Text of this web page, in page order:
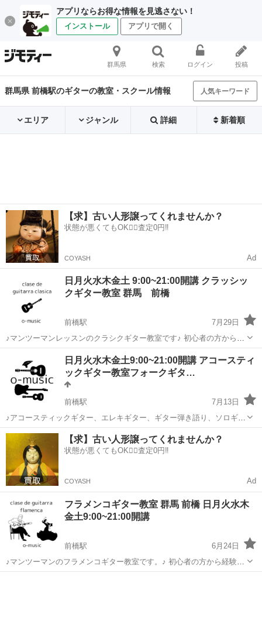
アプリならお得な情報を見逃さない！
インストール アプリで開く
群馬県 検索 ログイン 投稿
群馬県 前橋駅のギターの教室・スクール情報 人気キーワード
エリア ジャンル 詳細 新着順
【求】古い人形譲ってくれませんか？
状態が悪くてもOK🙆‍♀️査定0円‼️
COYASH Ad
日月火水木金土 9:00~21:00開講 クラッシッ
クギター教室 群馬 前橋
前橋駅
7月29日
♪マンツーマンレッスンのクラシクギター教室です♪ 初心者の方から経
験者の方、男女年齢問わず、心から音楽を楽しんで頂くために、生徒
様一人一人の目標や想いに合わせたレッスンをご提供します。 「ギタ
ーを始めてみたけど、...
前橋市 前橋駅 ギター
日月火水木金土9:00~21:00開講 アコースティ
ックギター教室フォークギタ…
前橋駅
7月13日
♪アコースティックギター、エレキギター、ギター弾き語り、ソロギタ
ーなど マンツーマンレッスン・ペアレッスンの音楽教室です♪ 初心者
の方から経験者の方、男女年齢問わず、心から音楽を楽しんで頂くた
めに、生徒様一人一人の目...
群馬 前橋市 前橋駅 ギター
【求】古い人形譲ってくれませんか？
状態が悪くてもOK🙆‍♀️査定0円‼️
COYASH Ad
フラメンコギター教室 群馬 前橋 日月火水木
金土9:00~21:00開講
前橋駅
6月24日
♪マンツーマンのフラメンコギター教室です。♪ 初心者の方から経験者
の方、男女年齢問わず、心から音楽を楽しんで頂くために、生徒様一